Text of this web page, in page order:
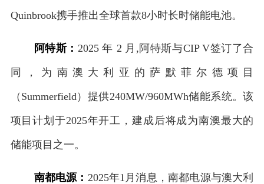
Quinbrook携手推出全球首款8小时长时储能电池。
阿特斯： 2025 年 2 月,阿特斯与CIP V签订了合
同，为南澳大利亚的萨默菲尔德项目
（Summerfield）提供240MW/960MWh储能系统。该
项目计划于2025年开工，建成后将成为南澳最大的
储能项目之一。
南都电源： 2025年1月消息，南都电源与澳大利